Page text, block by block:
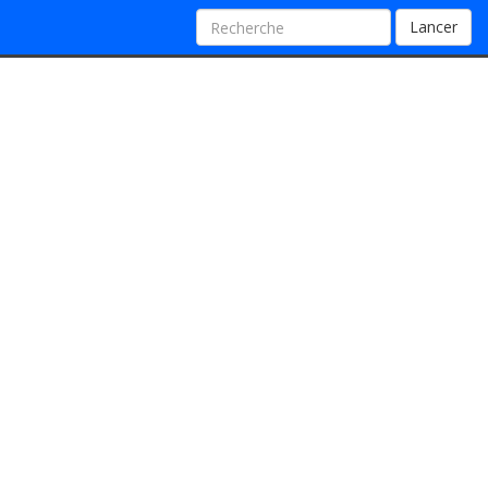
Lancer